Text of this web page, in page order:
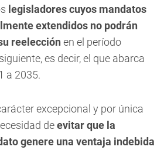
legisladores cuyos mandatos
extendidos no podrán
reelección en el período
es decir, el que abarca
a 2035.
excepcional y por única
deevitar que la
genere una ventaja indebida